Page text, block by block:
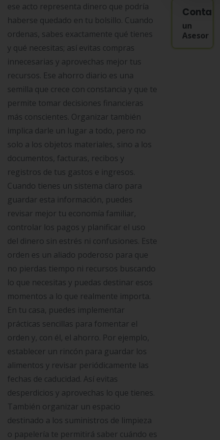
ese acto representa dinero que podría
haberse quedado en tu bolsillo. Cuando
ordenas, sabes exactamente qué tienes
y qué necesitas; así evitas compras
innecesarias y aprovechas mejor tus
recursos. Ese ahorro diario es una
semilla que crece con constancia y que te
permite tomar decisiones financieras
más conscientes. Organizar también
implica darle un lugar a todo, pero no
solo a los objetos materiales, sino a los
documentos, facturas, recibos y
registros de tus gastos e ingresos.
Cuando tienes un sistema claro para
guardar esta información, puedes
revisar mejor tu economía familiar,
controlar los pagos y planificar el uso
del dinero sin estrés ni confusiones. Este
orden es un aliado poderoso para que
no pierdas tiempo ni recursos buscando
lo que necesitas y puedas destinar esos
momentos a lo que realmente importa.
En tu casa, puedes implementar
prácticas sencillas para fomentar el
orden y, con él, el ahorro. Por ejemplo,
establecer un rincón para guardar los
alimentos y revisar periódicamente las
fechas de caducidad. Así evitas
desperdicios y aprovechas lo que tienes.
También organizar un espacio
destinado a los suministros de limpieza
o papelería te permitirá saber cuándo es
un
Asesor